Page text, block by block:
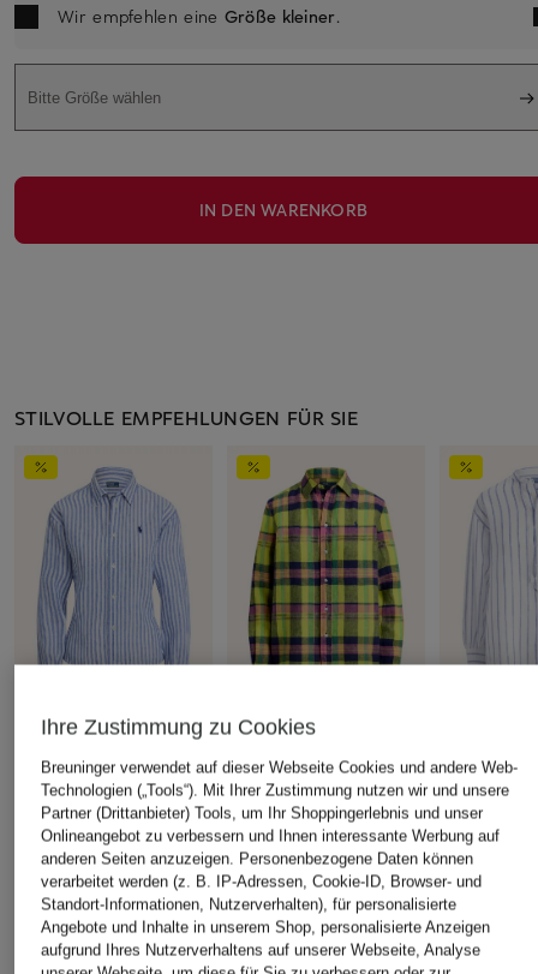
Wir empfehlen eine Größe kleiner.
Bitte Größe wählen
IN DEN WARENKORB
STILVOLLE EMPFEHLUNGEN FÜR SIE
POLO RALPH LAUREN
Hemdbluse aus Leinen
CHF 169
Ursprünglich:CHF 219
POLO RALPH LAUREN
Hemdbluse aus Leinen
CHF 159
Ursprünglich:CHF 235
Blusenshirt
CHF 229
Ursprünglich:
Ihre Zustimmung zu Cookies
Breuninger verwendet auf dieser Webseite Cookies und andere Web-
Technologien („Tools“). Mit Ihrer Zustimmung nutzen wir und unsere
Partner (Drittanbieter) Tools, um Ihr Shoppingerlebnis und unser
Onlineangebot zu verbessern und Ihnen interessante Werbung auf
anderen Seiten anzuzeigen. Personenbezogene Daten können
verarbeitet werden (z. B. IP-Adressen, Cookie-ID, Browser- und
Standort-Informationen, Nutzerverhalten), für personalisierte
Angebote und Inhalte in unserem Shop, personalisierte Anzeigen
aufgrund Ihres Nutzerverhaltens auf unserer Webseite, Analyse